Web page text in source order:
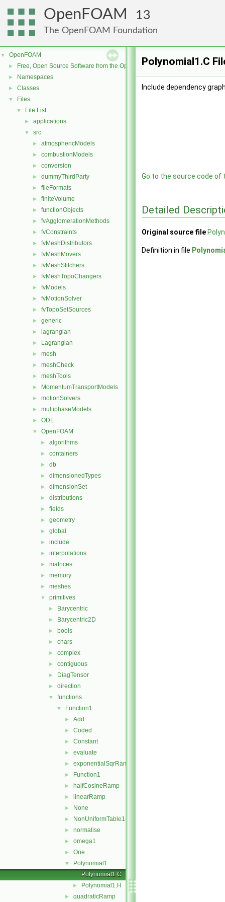
OpenFOAM 13
The OpenFOAM Foundation
▼ OpenFOAM
► Free, Open Source Software from the OpenFOAM Foundation
► Namespaces
► Classes
▼ Files
▼ File List
► applications
▼ src
► atmosphericModels
► combustionModels
► conversion
► dummyThirdParty
► fileFormats
► finiteVolume
► functionObjects
► fvAgglomerationMethods
► fvConstraints
► fvMeshDistributors
► fvMeshMovers
► fvMeshStitchers
► fvMeshTopoChangers
► fvModels
► fvMotionSolver
► fvTopoSetSources
► generic
► lagrangian
► Lagrangian
► mesh
► meshCheck
► meshTools
► MomentumTransportModels
► motionSolvers
► multiphaseModels
► ODE
▼ OpenFOAM
► algorithms
► containers
► db
► dimensionedTypes
► dimensionSet
► distributions
► fields
► geometry
► global
► include
► interpolations
► matrices
► memory
► meshes
▼ primitives
► Barycentric
► Barycentric2D
► bools
► chars
► complex
► contiguous
► DiagTensor
► direction
▼ functions
▼ Function1
► Add
► Coded
► Constant
► evaluate
► exponentialSqrRamp
► Function1
► halfCosineRamp
► linearRamp
► None
► NonUniformTable1
► normalise
► omega1
► One
▼
Polynomial1
Polynomial1.C
► Polynomial1.H
► quadraticRamp
Polynomial1.C
Include dependency
Go to the source code of
Detailed
Original source file
Definition in file